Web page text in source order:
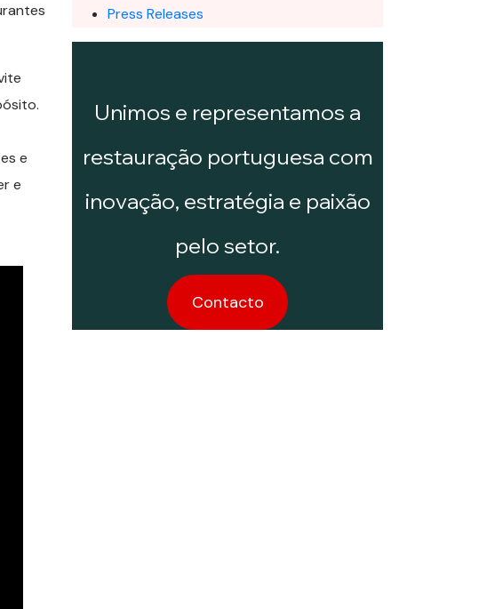
e
e
Press Releases
Unimos e representamos a
restauração portuguesa com
inovação, estratégia e paixão
pelo setor.
Contacto